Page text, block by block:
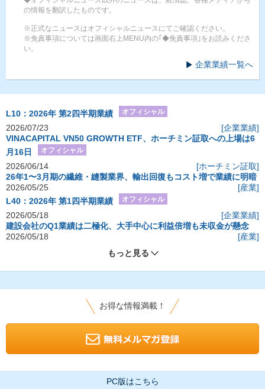
の情報を翻訳したものです。
※正式なニュースはオフィシャルニュースにてご確認ください。
※免責事項については画面右上MENU内の｢◆免責事項｣をお読みくださ
い。
企業業績一覧へ
L10：2026年 第2四半期業績 オフィシャル
2026/07/23
[企業業績]
VINACAPITAL VN50 GROWTH ETF、ホーチミン証取への上場は6
月16日
オフィシャル
2026/06/14
[ホーチミン証取]
26年1〜3月期の繊維・縫製業界、輸出回復もコスト増で業績に明暗
2026/05/25
[産業]
L40：2026年 第1四半期業績
オフィシャル
2026/05/18
[企業業績]
建設会社のQ1業績は二極化、大手中心に利益倍増も未収金が懸念
2026/05/18
[産業]
もっと見る
お得な情報満載！
PC版はこちら